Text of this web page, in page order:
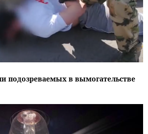
подозреваемых в вымогательстве